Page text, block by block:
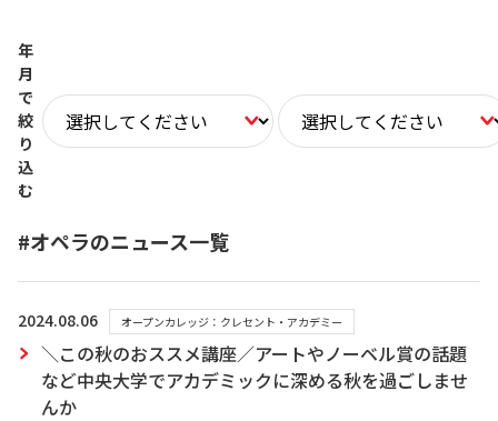
年
月
で
絞
り
込
む
#オペラのニュース一覧
2024.08.06 オープンカレッジ：クレセント・アカデミー
＼この秋のおススメ講座／アートやノーベル賞の話題
など中央大学でアカデミックに深める秋を過ごしませ
んか